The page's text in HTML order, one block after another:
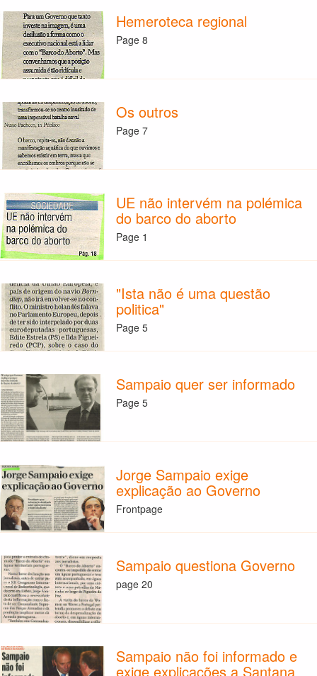
Hemeroteca regional
Page 8
Os outros
Page 7
UE não intervém na polémica
do barco do aborto
Page 1
"Ista não é uma questão
politica"
Page 5
Sampaio quer ser informado
Page 5
Jorge Sampaio exige
explicação ao Governo
Frontpage
Sampaio questiona Governo
page 20
Sampaio não foi informado e
exige explicações a Santana